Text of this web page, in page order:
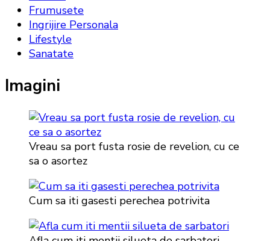
Frumusete
Ingrijire Personala
Lifestyle
Sanatate
Imagini
Vreau sa port fusta rosie de revelion, cu ce
sa o asortez
Cum sa iti gasesti perechea potrivita